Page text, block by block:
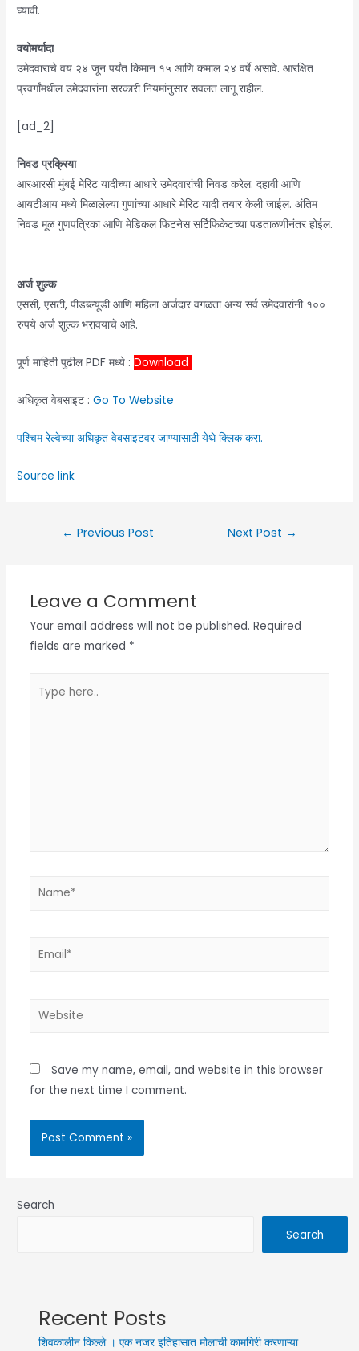
घ्यावी.
वयोमर्यादा
उमेदवाराचे वय २४ जून पर्यंत किमान १५ आणि कमाल २४ वर्षे असावे. आरक्षित
प्रवर्गांमधील उमेदवारांना सरकारी नियमांनुसार सवलत लागू राहील.
[ad_2]
निवड प्रक्रिया
आरआरसी मुंबई मेरिट यादीच्या आधारे उमेदवारांची निवड करेल. दहावी आणि
आयटीआय मध्ये मिळालेल्या गुणांच्या आधारे मेरिट यादी तयार केली जाईल. अंतिम
निवड मूळ गुणपत्रिका आणि मेडिकल फिटनेस सर्टिफिकेटच्या पडताळणीनंतर होईल.
अर्ज शुल्क
एससी, एसटी, पीडब्ल्यूडी आणि महिला अर्जदार वगळता अन्य सर्व उमेदवारांनी १००
रुपये अर्ज शुल्क भरावयाचे आहे.
पूर्ण माहिती पुढील PDF मध्ये :Download
अधिकृत वेबसाइट :Go To Website
पश्चिम रेल्वेच्या अधिकृत वेबसाइटवर जाण्यासाठी येथे क्लिक करा.
Source link
← Previous Post Next Post →
Leave a Comment
Your email address will not be published. Required
fields are marked *
here..
Name*
Email*
Website
Save my name, email, and website in this browser
for the next time I comment.
Search
Search
Recent Posts
शिवकालीन किल्ले । एक नजर इतिहासात मोलाची कामगिरी करणाऱ्या